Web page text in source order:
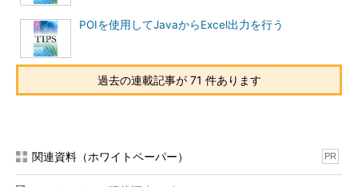
POIを使用してJavaからExcel出力を行う
過去の連載記事が 71 件あります
関連資料（ホワイトペーパー） PR